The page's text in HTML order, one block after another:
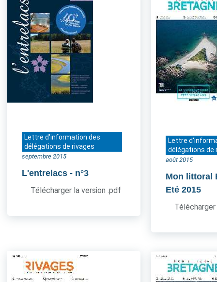
Lettre d'information des
délégations de rivages
septembre 2015
L'entrelacs - n°3
Télécharger la version .pdf
Lettre
délégations de
août 2015
Mon littoral
Eté 2015